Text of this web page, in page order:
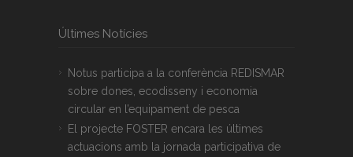
Últimes Notícies
Notus participa a la conferència REDISMAR
sobre dones, ecodisseny i economia
circular en l’equipament de pesca
El projecte FOSTER encara les últimes
actuacions amb la jornada participativa de